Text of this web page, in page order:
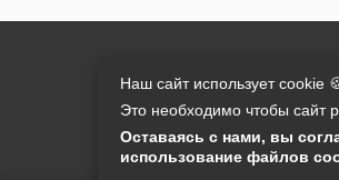
Контакты:
info@o-
Онлайн оплата на
Наш сайт использует cookie
Это необходимо чтобы сайт
Оставаясь с нами, вы
использование файлов